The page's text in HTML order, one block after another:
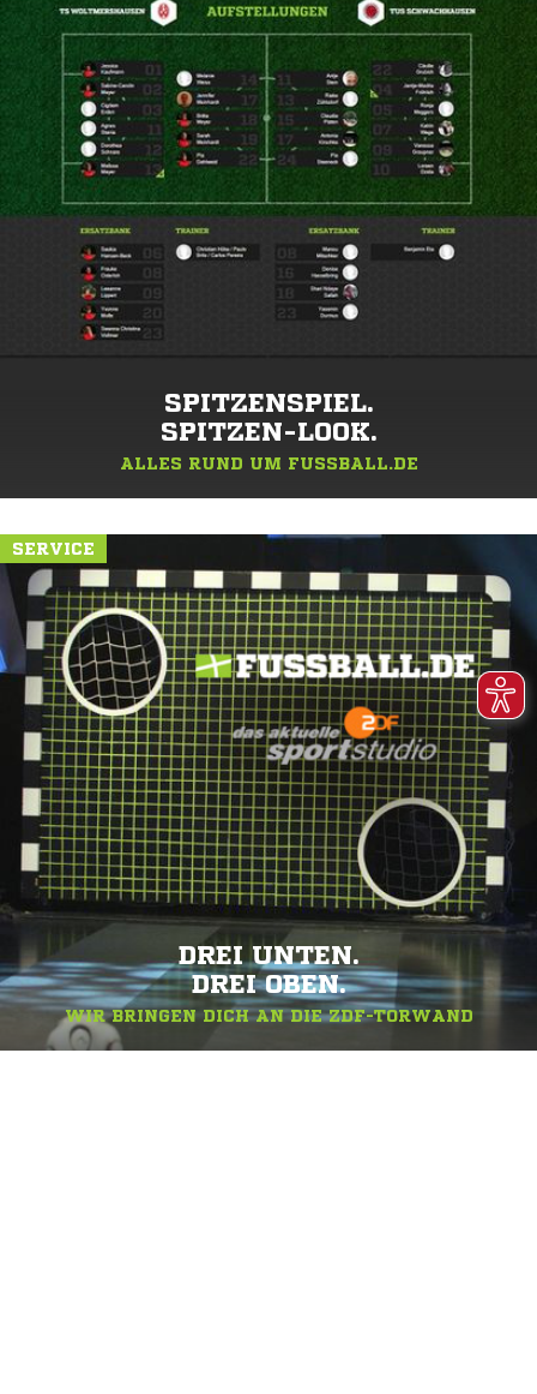
SPITZENSPIEL.
SPITZEN-LOOK.
ALLES RUND UM FUSSBALL.DE
SERVICE
DREI UNTEN.
DREI OBEN.
WIR BRINGEN DICH AN DIE ZDF-TORWAND